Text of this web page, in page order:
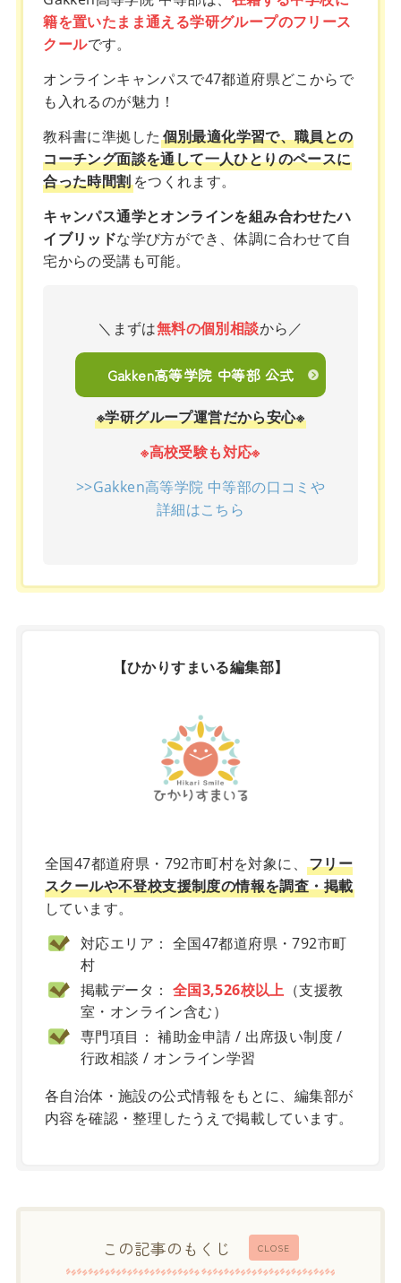
籍を置いたまま通える学研グループのフリース
クールです。
オンラインキャンパスで47都道府県どこからで
も入れるのが魅力！
教科書に準拠した 個別最適化学習で、職員との
コーチング面談を通して一人ひとりのペースに
合った時間割をつくれます。
キャンパス通学とオンラインを組み合わせたハ
イブリッドな学び方ができ、体調に合わせて自
宅からの受講も可能。
＼まずは無料の個別相談から／
Gakken高等学院 中等部 公式
※学研グループ運営だから安心※
※高校受験も対応※
>>Gakken高等学院 中等部の口コミや
詳細はこちら
【ひかりすまいる編集部】
全国47都道府県・792市町村を対象に、 フリー
スクールや不登校支援制度の情報を調査・掲載
しています。
対応エリア： 全国47都道府県・792市町
村
掲載データ： 全国3,526校以上 （支援教
室・オンライン含む）
専門項目： 補助金申請 / 出席扱い制度 /
行政相談 / オンライン学習
各自治体・施設の公式情報をもとに、編集部が
内容を確認・整理したうえで掲載しています。
CLOSE
この記事のもくじ